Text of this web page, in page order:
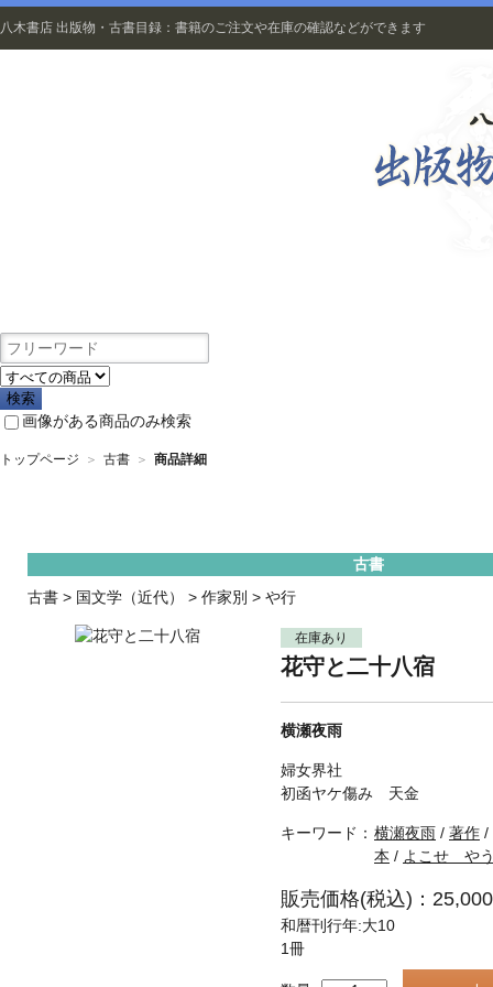
八木書店 出版物・古書目録：書籍のご注文や在庫の確認などができます
画像がある商品のみ検索
トップページ ＞ 古書 ＞ 商品詳細
古書
古書 > 国文学（近代） > 作家別 > や行
在庫あり
花守と二十八宿
横瀬夜雨
婦女界社
初函ヤケ傷み 天金
キーワード： 横瀬夜雨 / 著作 /
本 / よこせ や
販売価格(税込)：
和暦刊行年:大10
1冊